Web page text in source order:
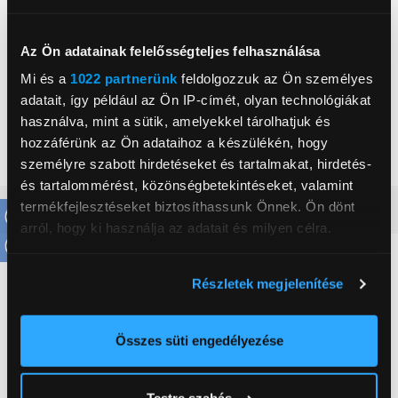
Az Ön adatainak felelősségteljes felhasználása
Mi és a 1022 partnerünk feldolgozzuk az Ön személyes
adatait, így például az Ön IP-címét, olyan technológiákat
használva, mint a sütik, amelyekkel tárolhatjuk és
hozzáférünk az Ön adataihoz a készülékén, hogy
személyre szabott hirdetéseket és tartalmakat, hirdetés-
és tartalommérést, közönségbetekintéseket, valamint
termékfejlesztéseket biztosíthassunk Önnek. Ön dönt
arról, hogy ki használja az adatait és milyen célra.
elhelyezkedéséről pár méteres pontossággal
Az Ön készülékén beazonosítása annak konkrét
Részletek megjelenítése
Összes süti engedélyezése
, ,
Életkor
18 év
Téma
LEGO® Star Wars™
Érdeklődési kör
Mozi, Star Wars
Részletes ismertető